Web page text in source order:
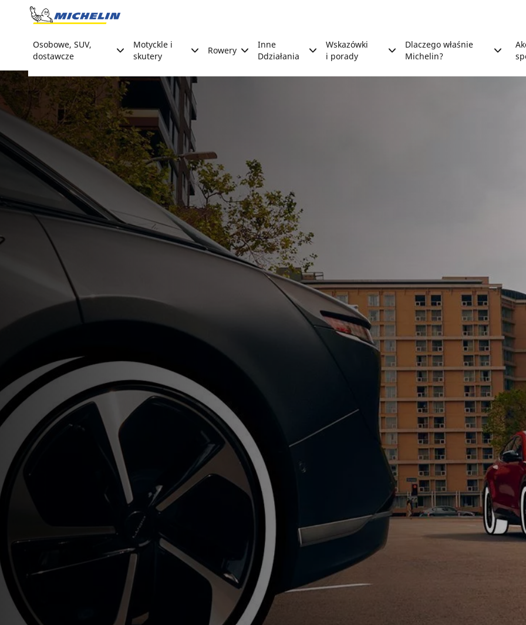
Go to page content
Osobowe, SUV,
dostawcze
Motyckle i
skutery
Rowery
Inne
Ddziałania
Wskazówki
i porady
Dlaczego właśnie
Michelin?